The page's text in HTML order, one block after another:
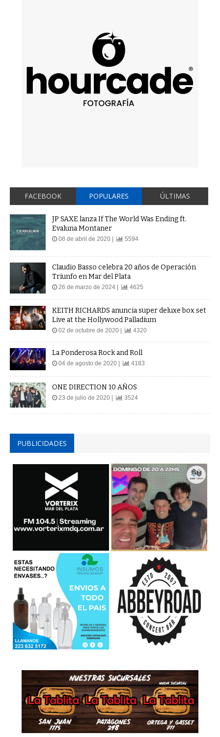
FACEBOOK POPULARES ÚLTIMAS
Evaluna Montaner
08 de abril de 2020 |
Claudio Basso celebra 20 años de Operación
Triunfo en Mar del Plata
26 de marzo de 2024 | 4625
KEITH RICHARDS anuncia super deluxe box set
Live at the Hollywood Palladium
02 de octubre de 2020 | 4320
La Ponderosa Rock and Roll
04 de agosto de 2020 | 4183
ONE DIRECTION 10 AÑOS
23 de julio de 2020 | 3524
PUBLICIDADES